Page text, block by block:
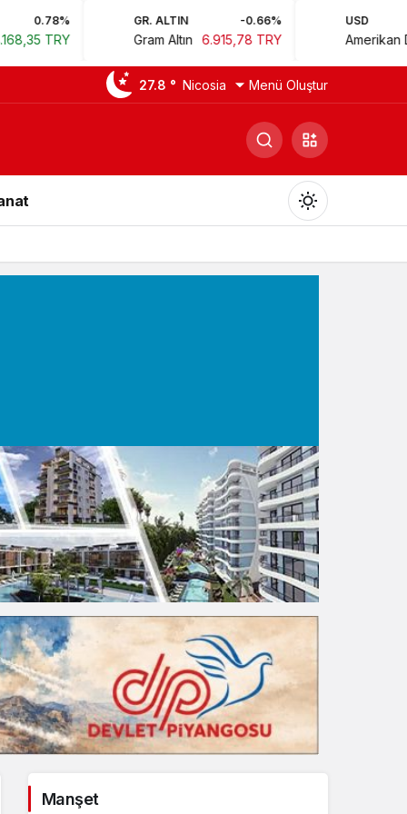
GR. ALTIN -0.66%
Gram Altın 6.915,78 TRY
USD
Amerikan Doları 44,73
27.8 ° Nicosia Menü Oluştur
Sistem Modu
Sistem modunu seçin.
Manşet